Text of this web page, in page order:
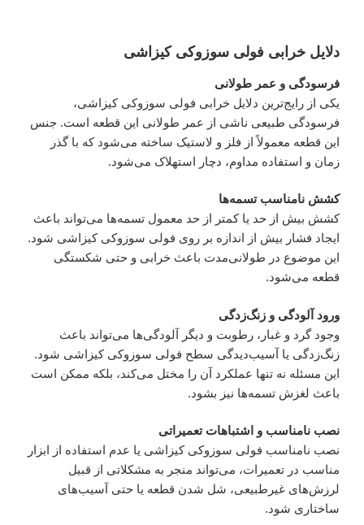
دلایل خرابی فولی سوزوکی کیزاشی
فرسودگی و عمر طولانی
یکی از رایج‌ترین دلایل خرابی فولی سوزوکی کیزاشی،
فرسودگی طبیعی ناشی از عمر طولانی این قطعه است. جنس
این قطعه معمولاً از فلز و لاستیک ساخته می‌شود که با گذر
زمان و استفاده مداوم، دچار استهلاک می‌شود.
کشش نامناسب تسمه‌ها
کشش بیش از حد یا کمتر از حد معمول تسمه‌ها می‌تواند باعث
ایجاد فشار بیش از اندازه بر روی فولی سوزوکی کیزاشی شود.
این موضوع در طولانی‌مدت باعث خرابی و حتی شکستگی
قطعه می‌شود.
ورود آلودگی و زنگ‌زدگی
وجود گرد و غبار، رطوبت و دیگر آلودگی‌ها می‌تواند باعث
زنگ‌زدگی یا آسیب‌دیدگی سطح فولی سوزوکی کیزاشی شود.
این مسئله نه تنها عملکرد آن را مختل می‌کند، بلکه ممکن است
باعث لغزش تسمه‌ها نیز بشود.
نصب نامناسب و اشتباهات تعمیراتی
نصب نامناسب فولی سوزوکی کیزاشی یا عدم استفاده از ابزار
مناسب در تعمیرات، می‌تواند منجر به مشکلاتی از قبیل
لرزش‌های غیرطبیعی، شل شدن قطعه یا حتی آسیب‌های
ساختاری شود.